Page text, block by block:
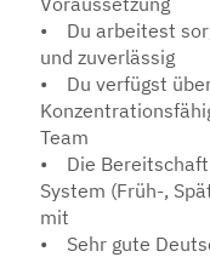
• Du arbeitest
und zuverlässig
• Du verfügst
Team
• Die Bereitschaft
System (Früh-,
mit
• Sehr gute